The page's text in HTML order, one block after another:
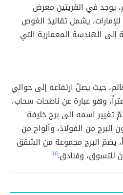
يوجد في القريتين معرض
للإمارات، يشمل تقاليدَ الغوص
إلى الهندسة المعمارية التي
حيث يصلُ ارتفاعه إلى حوالي
وهو عبارة عن ناطحات سحاب،
تغيير اسمه إلى برج خليفة
البرج من الفولاذ، وألواح من
يضمّ البرج مجموعة من الشقق
للتسوق، وفنادق.[٥]